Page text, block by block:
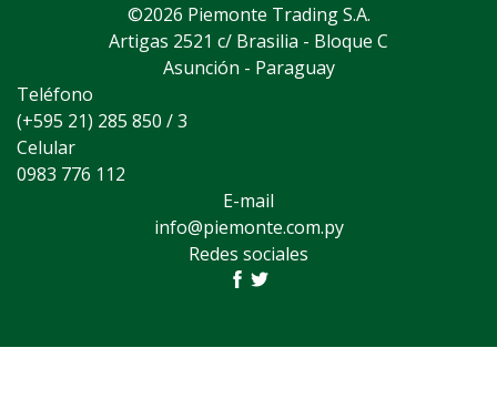
©2026 Piemonte Trading S.A.
Artigas 2521 c/ Brasilia - Bloque C
Asunción - Paraguay
Teléfono
(+595 21) 285 850 / 3
Celular
0983 776 112
E-mail
info@piemonte.com.py
Redes sociales